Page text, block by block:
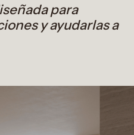
para
y ayudarlas a